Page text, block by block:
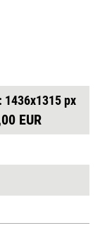
1436x1315 px
EUR